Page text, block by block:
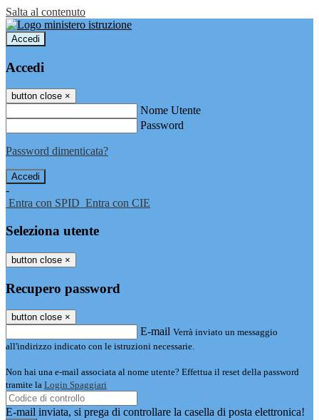
Salta al contenuto
Accedi
Accedi
button close ×
Nome Utente
Password
Password dimenticata?
-
Entra con SPID Entra con CIE
Seleziona utente
button close ×
Recupero password
button close ×
E-mail Verrà inviato un messaggio
all'indirizzo indicato con le istruzioni necessarie.
Non hai una e-mail associata al nome utente? Effettua il reset della password
tramite la Login Spaggiari
E-mail inviata, si prega di controllare la casella di posta elettronica!